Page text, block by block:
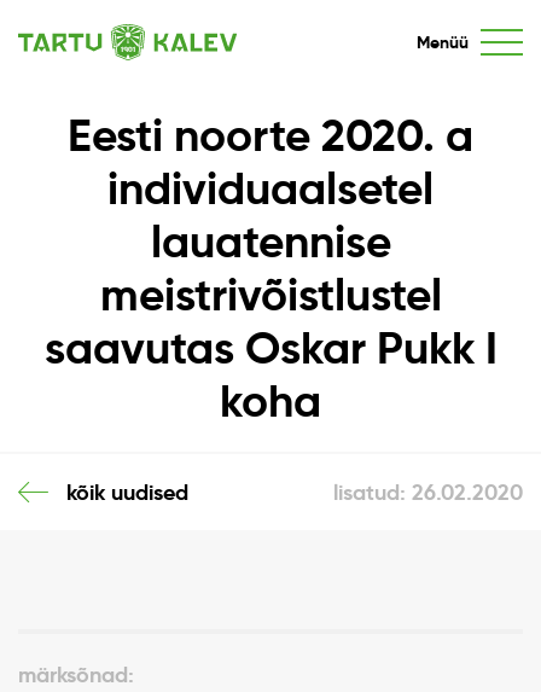
Menüü
Eesti noorte 2020. a
individuaalsetel
lauatennise
meistrivõistlustel
saavutas Oskar Pukk I
koha
kõik uudised lisatud: 26.02.2020
märksõnad: